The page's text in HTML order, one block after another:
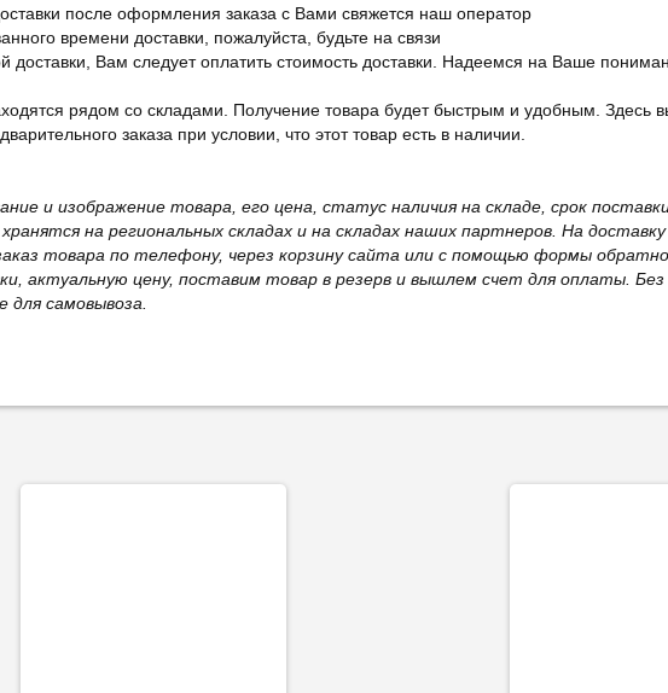
после оформления заказа с Вами свяжется наш оператор
времени доставки, пожалуйста, будьте на связи
доставки, Вам следует оплатить стоимость доставки. Надеемся на Ваше
рядом со складами. Получение товара будет быстрым и удобным. Здесь
заказа при условии, что этот товар есть в наличии.
и изображение товара, его цена, статус наличия на складе, срок
на региональных складах и на складах наших партнеров. На
товара по телефону, через корзину сайта или с помощью формы
актуальную цену, поставим товар в резерв и вышлем счет для оплаты.
для самовывоза.